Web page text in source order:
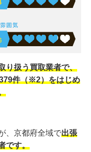
り扱う買取業者で、
件（※2）をはじめ
、京都府全域で出張
です。